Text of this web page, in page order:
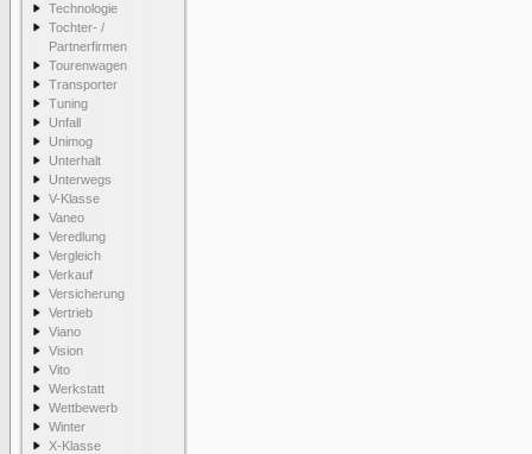
Technologie
Tochter- /
Partnerfirmen
Tourenwagen
Transporter
Tuning
Unfall
Unimog
Unterhalt
Unterwegs
V-Klasse
Vaneo
Veredlung
Vergleich
Verkauf
Versicherung
Vertrieb
Viano
Vision
Vito
Werkstatt
Wettbewerb
Winter
X-Klasse